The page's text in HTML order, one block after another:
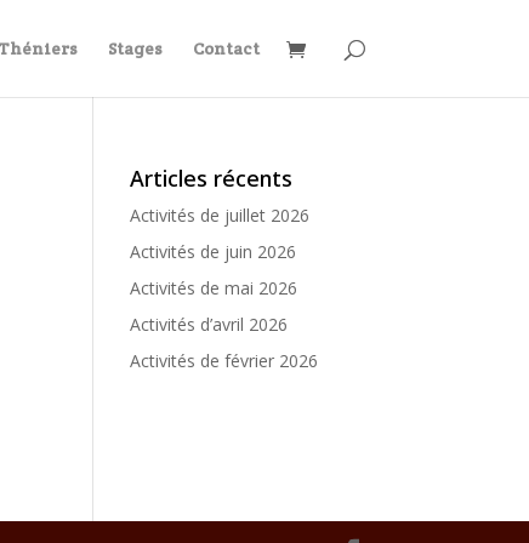
Stages Contact
Articles récents
Activités de juillet 2026
Activités de juin 2026
Activités de mai 2026
Activités d’avril 2026
Activités de février 2026